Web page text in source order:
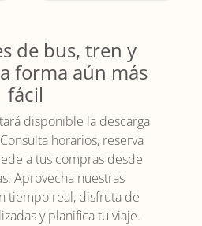
de bus, tren y
forma aún más
fácil
disponible la descarga
horarios, reserva
a tus compras desde
Aprovecha nuestras
tiempo real, disfruta de
y planifica tu viaje.